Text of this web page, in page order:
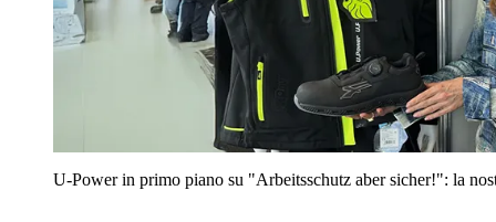
U‑Power in primo piano su "Arbeitsschutz aber sicher!": la